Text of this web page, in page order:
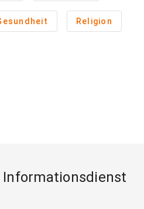
Religion
Informationsdienst